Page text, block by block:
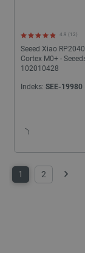
Seeed Xiao
Cortex M0+ -
102010428
4.9 (12)
Indeks: SEE-19980
1 2
jak
Bez
Nazwa